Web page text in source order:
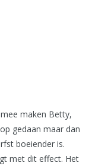
maken Betty,
gedaan maar dan
boeiender is.
met dit effect. Het